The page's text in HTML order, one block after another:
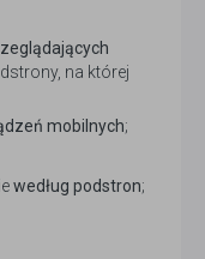
na której
mobilnych;
według podstron;